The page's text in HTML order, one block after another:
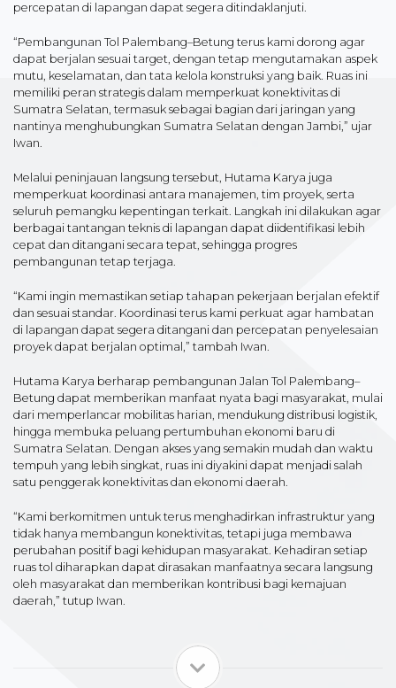
percepatan di lapangan dapat segera ditindaklanjuti.
“Pembangunan Tol Palembang–Betung terus kami dorong agar
dapat berjalan sesuai target, dengan tetap mengutamakan aspek
mutu, keselamatan, dan tata kelola konstruksi yang baik. Ruas ini
memiliki peran strategis dalam memperkuat konektivitas di
Sumatra Selatan, termasuk sebagai bagian dari jaringan yang
nantinya menghubungkan Sumatra Selatan dengan Jambi,” ujar
Iwan.
Melalui peninjauan langsung tersebut, Hutama Karya juga
memperkuat koordinasi antara manajemen, tim proyek, serta
seluruh pemangku kepentingan terkait. Langkah ini dilakukan agar
berbagai tantangan teknis di lapangan dapat diidentifikasi lebih
cepat dan ditangani secara tepat, sehingga progres
pembangunan tetap terjaga.
“Kami ingin memastikan setiap tahapan pekerjaan berjalan efektif
dan sesuai standar. Koordinasi terus kami perkuat agar hambatan
di lapangan dapat segera ditangani dan percepatan penyelesaian
proyek dapat berjalan optimal,” tambah Iwan.
Hutama Karya berharap pembangunan Jalan Tol Palembang–
Betung dapat memberikan manfaat nyata bagi masyarakat, mulai
dari memperlancar mobilitas harian, mendukung distribusi logistik,
hingga membuka peluang pertumbuhan ekonomi baru di
Sumatra Selatan. Dengan akses yang semakin mudah dan waktu
tempuh yang lebih singkat, ruas ini diyakini dapat menjadi salah
satu penggerak konektivitas dan ekonomi daerah.
“Kami berkomitmen untuk terus menghadirkan infrastruktur yang
tidak hanya membangun konektivitas, tetapi juga membawa
perubahan positif bagi kehidupan masyarakat. Kehadiran setiap
ruas tol diharapkan dapat dirasakan manfaatnya secara langsung
oleh masyarakat dan memberikan kontribusi bagi kemajuan
daerah,” tutup Iwan.